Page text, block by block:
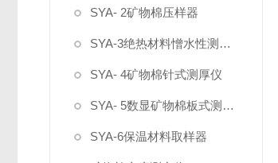
SYA- 2矿物棉压样器
SYA-3绝热材料憎水性测定仪
SYA- 4矿物棉针式测厚仪
SYA- 5数显矿物棉板式测厚仪
SYA-6保温材料取样器